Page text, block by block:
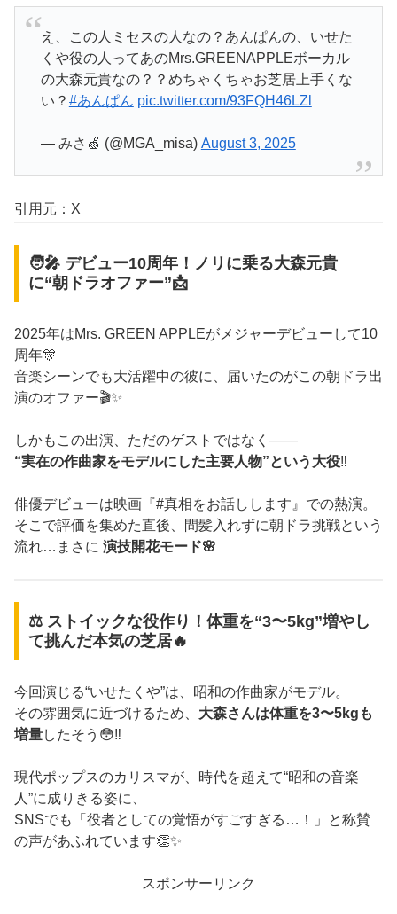
え、この人ミセスの人なの？あんぱんの、いせた
くや役の人ってあのMrs.GREENAPPLEボーカル
の大森元貴なの？？めちゃくちゃお芝居上手くな
い？ #あんぱん pic.twitter.com/93FQH46LZl
— みさ🍏 (@MGA_misa) August 3, 2025
引用元：X
🧑‍🎤 デビュー10周年！ノリに乗る大森元貴
に“朝ドラオファー”📩
2025年はMrs. GREEN APPLEがメジャーデビューして10
周年🎊
音楽シーンでも大活躍中の彼に、届いたのがこの朝ドラ出
演のオファー🎬✨
しかもこの出演、ただのゲストではなく――
“実在の作曲家をモデルにした主要人物”という大役‼️
俳優デビューは映画『#真相をお話しします』での熱演。
そこで評価を集めた直後、間髪入れずに朝ドラ挑戦という
流れ…まさに 演技開花モード🌸
⚖️ ストイックな役作り！体重を“3〜5kg”増やし
て挑んだ本気の芝居🔥
今回演じる“いせたくや”は、昭和の作曲家がモデル。
その雰囲気に近づけるため、 大森さんは体重を3〜5kgも
増量したそう😳‼️
現代ポップスのカリスマが、時代を超えて“昭和の音楽
人”に成りきる姿に、
SNSでも「役者としての覚悟がすごすぎる…！」と称賛
の声があふれています👏✨
スポンサーリンク